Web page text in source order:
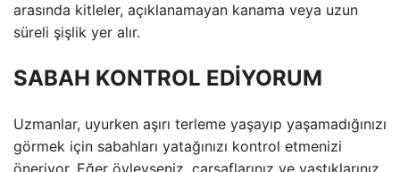
arasında kitleler, açıklanamayan kanama veya uzun
süreli şişlik yer alır.
SABAH KONTROL EDİYORUM
Uzmanlar, uyurken aşırı terleme yaşayıp yaşamadığınızı
görmek için sabahları yatağınızı kontrol etmenizi
öneriyor. Eğer öyleyseniz, çarşaflarınız ve yastıklarınız